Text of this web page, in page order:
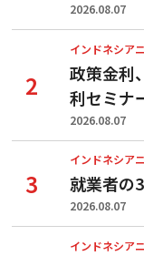
2026.08.07
インドネシア
政策金利
利セミナ
2026.08.07
インドネシア
就業者の
2026.08.07
インドネシア